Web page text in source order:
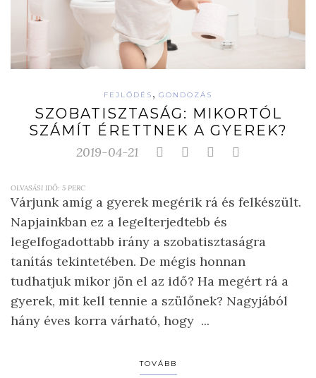
FEJLŐDÉS , GONDOZÁS
SZOBATISZTASÁG: MIKORTÓL
SZÁMÍT ÉRETTNEK A GYEREK?
2019-04-21
OLVASÁSI IDŐ: 5 PERC
Várjunk amíg a gyerek megérik rá és felkészült.
Napjainkban ez a legelterjedtebb és
legelfogadottabb irány a szobatisztaságra
tanítás tekintetében. De mégis honnan
tudhatjuk mikor jön el az idő? Ha megért rá a
gyerek, mit kell tennie a szülőnek? Nagyjából
hány éves korra várható, hogy ...
TOVÁBB